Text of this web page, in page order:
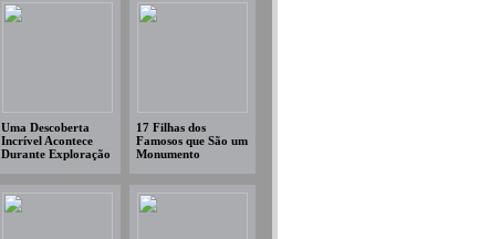
Uma Descoberta
Incrível Acontece
Durante Exploração
17 Filhas dos
Famosos que São um
Monumento